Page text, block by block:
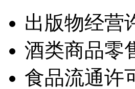
出版物经营
酒类商品零
食品流通许